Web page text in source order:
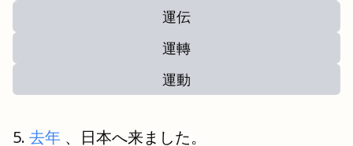
運伝
運轉
運動
去年 、日本へ来ました。